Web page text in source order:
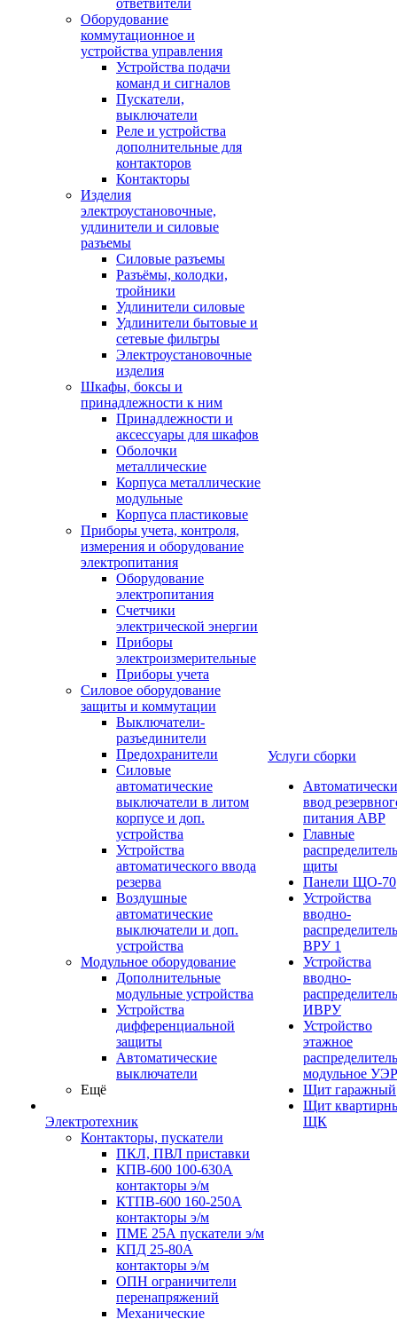
ответвители
Оборудование
коммутационное и
устройства управления
Устройства подачи
команд и сигналов
Пускатели,
выключатели
Реле и устройства
дополнительные для
контакторов
Контакторы
Изделия
электроустановочные,
удлинители и силовые
разъемы
Силовые разъемы
Разъёмы, колодки,
тройники
Удлинители силовые
Удлинители бытовые и
сетевые фильтры
Электроустановочные
изделия
Шкафы, боксы и
принадлежности к ним
Принадлежности и
аксессуары для шкафов
Оболочки
металлические
Корпуса металлические
модульные
Корпуса пластиковые
Приборы учета, контроля,
измерения и оборудование
электропитания
Оборудование
электропитания
Счетчики
электрической энергии
Приборы
электроизмерительные
Приборы учета
Силовое оборудование
защиты и коммутации
Выключатели-
разъединители
Предохранители
Силовые
автоматические
выключатели в литом
корпусе и доп.
устройства
Устройства
автоматического ввода
резерва
Воздушные
автоматические
выключатели и доп.
устройства
Модульное оборудование
Дополнительные
модульные устройства
Устройства
дифференциальной
защиты
Автоматические
выключатели
Ещё
Электротехник
Контакторы, пускатели
ПКЛ, ПВЛ приставки
КПВ-600 100-630А
контакторы э/м
КТПВ-600 160-250А
контакторы э/м
ПМЕ 25А пускатели э/м
КПД 25-80А
контакторы э/м
ОПН ограничители
перенапряжений
Механические
Услуги сборки
ввод
питания АВР
Главные
щиты
Панели ЩО-70
Устройства
вводно-
ВРУ 1
Устройства
вводно-
ИВРУ
Устройство
этажное
модульное
Щит гаражный
Щит
ЩК